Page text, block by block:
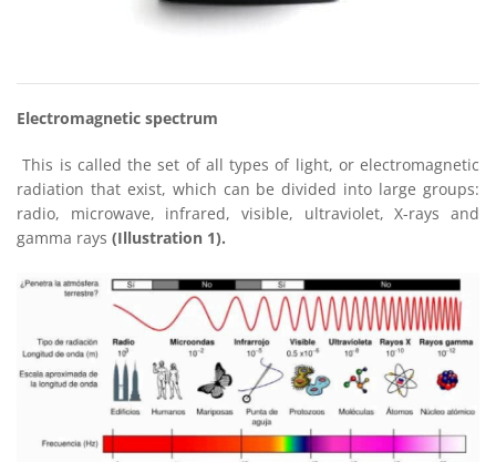
Electromagnetic spectrum
This is called the set of all types of light, or electromagnetic
radiation that exist, which can be divided into large groups:
radio, microwave, infrared, visible, ultraviolet, X-rays and
gamma rays (Illustration 1).